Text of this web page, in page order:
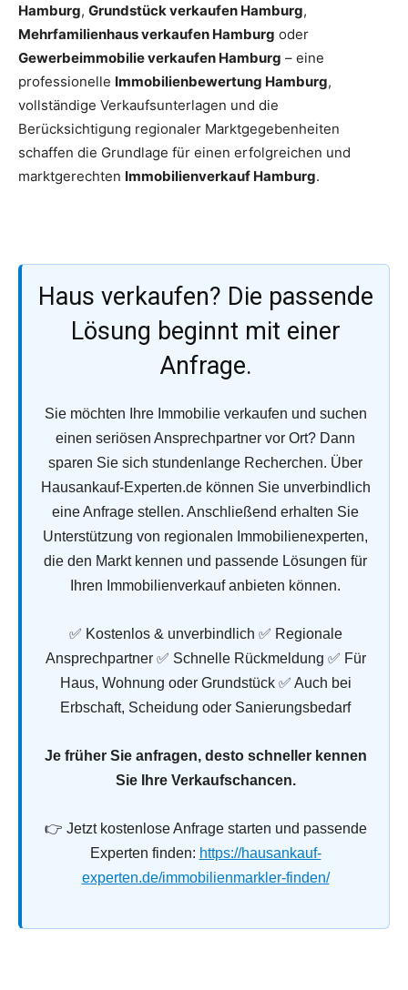
Hamburg, Grundstück verkaufen Hamburg,
Mehrfamilienhaus verkaufen Hamburg oder
Gewerbeimmobilie verkaufen Hamburg – eine
professionelle Immobilienbewertung Hamburg,
vollständige Verkaufsunterlagen und die
Berücksichtigung regionaler Marktgegebenheiten
schaffen die Grundlage für einen erfolgreichen und
marktgerechten Immobilienverkauf Hamburg.
Haus verkaufen? Die passende
Lösung beginnt mit einer
Anfrage.
Sie möchten Ihre Immobilie verkaufen und suchen
einen seriösen Ansprechpartner vor Ort? Dann
sparen Sie sich stundenlange Recherchen. Über
Hausankauf-Experten.de können Sie unverbindlich
eine Anfrage stellen. Anschließend erhalten Sie
Unterstützung von regionalen Immobilienexperten,
die den Markt kennen und passende Lösungen für
Ihren Immobilienverkauf anbieten können.
✅ Kostenlos & unverbindlich ✅ Regionale
Ansprechpartner ✅ Schnelle Rückmeldung ✅ Für
Haus, Wohnung oder Grundstück ✅ Auch bei
Erbschaft, Scheidung oder Sanierungsbedarf
Je früher Sie anfragen, desto schneller kennen
Sie Ihre Verkaufschancen.
👉 Jetzt kostenlose Anfrage starten und passende
Experten finden: https://hausankauf-
experten.de/immobilienmarkler-finden/